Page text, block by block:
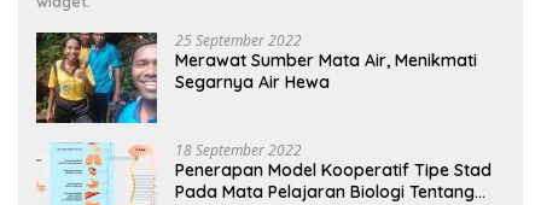
25 September 2022
Merawat Sumber Mata Air, Menikmati
Segarnya Air Hewa
18 September 2022
Penerapan Model Kooperatif Tipe Stad
Pada Mata Pelajaran Biologi Tentang